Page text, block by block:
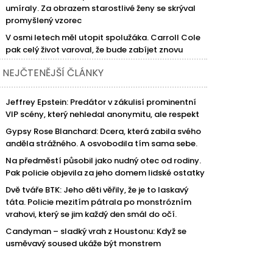
umíraly. Za obrazem starostlivé ženy se skrýval
promyšlený vzorec
V osmi letech měl utopit spolužáka. Carroll Cole
pak celý život varoval, že bude zabíjet znovu
NEJČTENĚJŠÍ ČLÁNKY
Jeffrey Epstein: Predátor v zákulisí prominentní
VIP scény, který nehledal anonymitu, ale respekt
Gypsy Rose Blanchard: Dcera, která zabila svého
anděla strážného. A osvobodila tím sama sebe.
Na předměstí působil jako nudný otec od rodiny.
Pak policie objevila za jeho domem lidské ostatky
Dvě tváře BTK: Jeho děti věřily, že je to laskavý
táta. Policie mezitím pátrala po monstrózním
vrahovi, který se jim každý den smál do očí.
Candyman – sladký vrah z Houstonu: Když se
usměvavý soused ukáže být monstrem